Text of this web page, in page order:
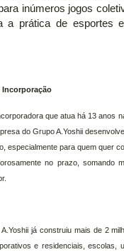
inúmeros jogos
a prática de esportes
Incorporação
que atua há 13 anos
do Grupo A.Yoshii
especialmente para quem quer
no prazo,
já construiu mais de 2
e residenciais,